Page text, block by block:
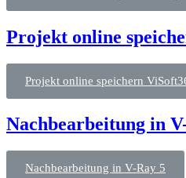
Projekt online
Projekt online speichern
Nachbearbeitung in
Nachbearbeitung in V-Ray 5